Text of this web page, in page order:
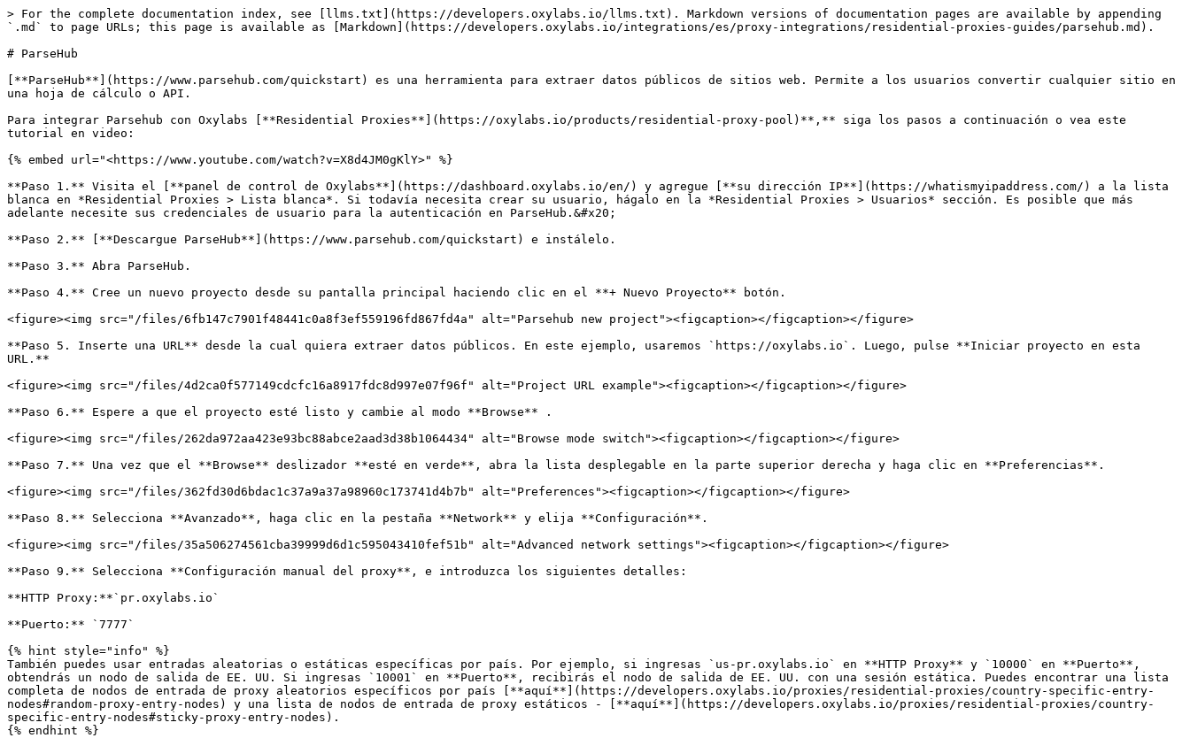
> For the complete documentation index, see [llms.txt](https://developers.oxylabs.io/llms.txt). Markdown versions of documentation pages are available by appending
`.md` to page URLs; this page is available as [Markdown](https://developers.oxylabs.io/integrations/es/proxy-integrations/residential-proxies-guides/parsehub.md).
# ParseHub
[**ParseHub**](https://www.parsehub.com/quickstart) es una herramienta para extraer datos públicos de sitios web. Permite a los usuarios convertir cualquier sitio en
una hoja de cálculo o API.
Para integrar Parsehub con Oxylabs [**Residential Proxies**](https://oxylabs.io/products/residential-proxy-pool)**,** siga los pasos a continuación o vea este
tutorial en video:
{% embed url="<https://www.youtube.com/watch?v=X8d4JM0gKlY>" %}
**Paso 1.** Visita el [**panel de control de Oxylabs**](https://dashboard.oxylabs.io/en/) y agregue [**su dirección IP**](https://whatismyipaddress.com/) a la lista
blanca en *Residential Proxies > Lista blanca*. Si todavía necesita crear su usuario, hágalo en la *Residential Proxies > Usuarios* sección. Es posible que más
adelante necesite sus credenciales de usuario para la autenticación en ParseHub.&#x20;
**Paso 2.** [**Descargue ParseHub**](https://www.parsehub.com/quickstart) e instálelo.
**Paso 3.** Abra ParseHub.
**Paso 4.** Cree un nuevo proyecto desde su pantalla principal haciendo clic en el **+ Nuevo Proyecto** botón.
<figure><img src="/files/6fb147c7901f48441c0a8f3ef559196fd867fd4a" alt="Parsehub new project"><figcaption></figcaption></figure>
**Paso 5. Inserte una URL** desde la cual quiera extraer datos públicos. En este ejemplo, usaremos `https://oxylabs.io`. Luego, pulse **Iniciar proyecto en esta
URL.**
<figure><img src="/files/4d2ca0f577149cdcfc16a8917fdc8d997e07f96f" alt="Project URL example"><figcaption></figcaption></figure>
**Paso 6.** Espere a que el proyecto esté listo y cambie al modo **Browse** .
<figure><img src="/files/262da972aa423e93bc88abce2aad3d38b1064434" alt="Browse mode switch"><figcaption></figcaption></figure>
**Paso 7.** Una vez que el **Browse** deslizador **esté en verde**, abra la lista desplegable en la parte superior derecha y haga clic en **Preferencias**.
<figure><img src="/files/362fd30d6bdac1c37a9a37a98960c173741d4b7b" alt="Preferences"><figcaption></figcaption></figure>
**Paso 8.** Selecciona **Avanzado**, haga clic en la pestaña **Network** y elija **Configuración**.
<figure><img src="/files/35a506274561cba39999d6d1c595043410fef51b" alt="Advanced network settings"><figcaption></figcaption></figure>
**Paso 9.** Selecciona **Configuración manual del proxy**, e introduzca los siguientes detalles:
**HTTP Proxy:**`pr.oxylabs.io`
**Puerto:** `7777`
{% hint style="info" %}
También puedes usar entradas aleatorias o estáticas específicas por país. Por ejemplo, si ingresas `us-pr.oxylabs.io` en **HTTP Proxy** y `10000` en **Puerto**,
obtendrás un nodo de salida de EE. UU. Si ingresas `10001` en **Puerto**, recibirás el nodo de salida de EE. UU. con una sesión estática. Puedes encontrar una lista
completa de nodos de entrada de proxy aleatorios específicos por país [**aquí**](https://developers.oxylabs.io/proxies/residential-proxies/country-specific-entry-
nodes#random-proxy-entry-nodes) y una lista de nodos de entrada de proxy estáticos - [**aquí**](https://developers.oxylabs.io/proxies/residential-proxies/country-
specific-entry-nodes#sticky-proxy-entry-nodes).
{% endhint %}